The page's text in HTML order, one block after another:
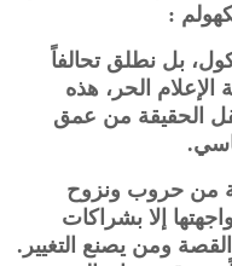
:
بل نطلق تحالفاً
الإعلام الحر، هذه
الحقيقة من عمق
من حروب ونزوح
إلا بشراكات
ومن يصنع التغيير.